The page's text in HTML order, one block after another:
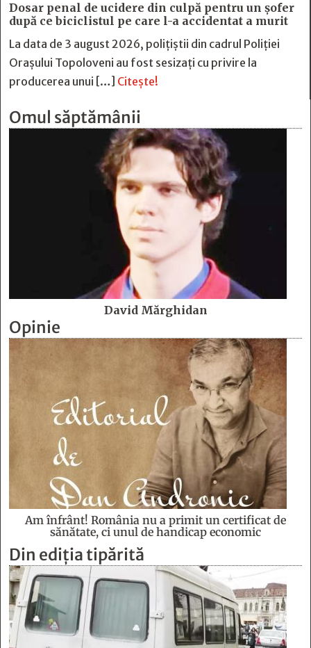
Dosar penal de ucidere din culpă pentru un șofer
după ce biciclistul pe care l-a accidentat a murit
La data de 3 august 2026, polițiștii din cadrul Poliției
Orașului Topoloveni au fost sesizați cu privire la
producerea unui […] Citește!
Omul săptămânii
David Mărghidan
Opinie
Am înfrânt! România nu a primit un certificat de
sănătate, ci unul de handicap economic
Din ediția tipărită